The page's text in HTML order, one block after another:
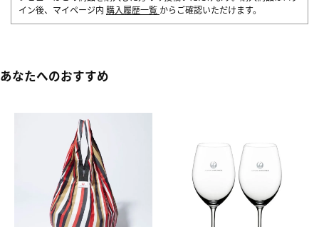
イン後、マイページ内 購入履歴一覧 からご確認いただけます。
あなたへのおすすめ